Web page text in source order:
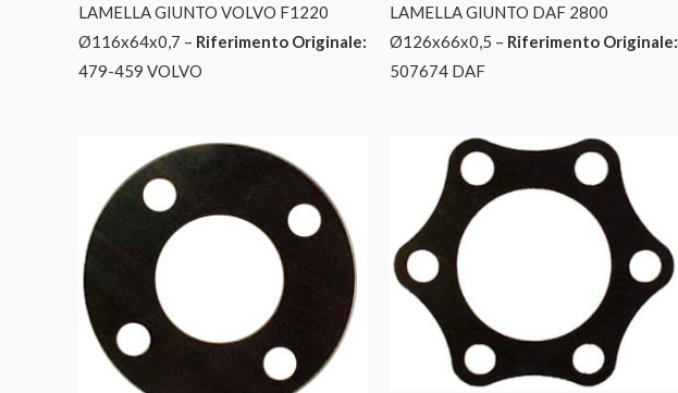
LAMELLA GIUNTO VOLVO F1220
Ø116x64x0,7 – Riferimento Originale:
479-459 VOLVO
LAMELLA GIUNTO DAF 2800
Ø126x66x0,5 – Riferimento Originale:
507674 DAF